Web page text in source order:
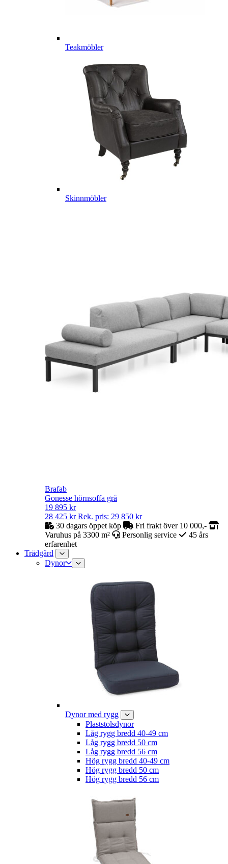
Teakmöbler
Skinnmöbler
Brafab
Gonesse hörnsoffa grå
19 895 kr
28 425 kr Rek. pris: 29 850 kr
30 dagars öppet köp
Fri frakt över 10 000,-
Varuhus på 3300 m²
Personlig service
45 års
erfarenhet
Trädgård
Dynor
Dynor med rygg
Plaststolsdynor
Låg rygg bredd 40-49 cm
Låg rygg bredd 50 cm
Låg rygg bredd 56 cm
Hög rygg bredd 40-49 cm
Hög rygg bredd 50 cm
Hög rygg bredd 56 cm